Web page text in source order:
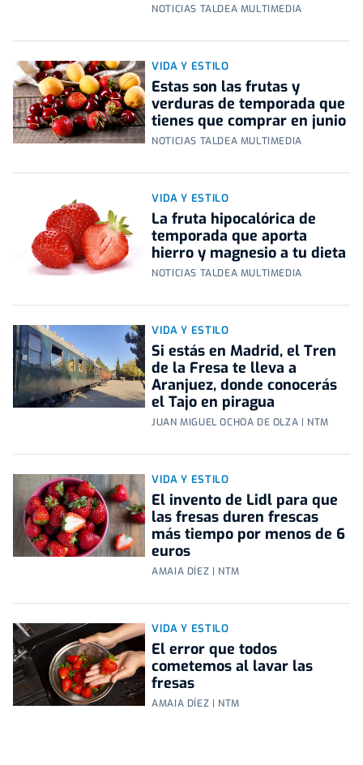
NOTICIAS TALDEA MULTIMEDIA
VIDA Y ESTILO
Estas son las frutas y
verduras de temporada que
tienes que comprar en junio
NOTICIAS TALDEA MULTIMEDIA
VIDA Y ESTILO
La fruta hipocalórica de
temporada que aporta
hierro y magnesio a tu dieta
NOTICIAS TALDEA MULTIMEDIA
VIDA Y ESTILO
Si estás en Madrid, el Tren
de la Fresa te lleva a
Aranjuez, donde conocerás
el Tajo en piragua
JUAN MIGUEL OCHOA DE OLZA | NTM
VIDA Y ESTILO
El invento de Lidl para que
las fresas duren frescas
más tiempo por menos de 6
euros
AMAIA DÍEZ | NTM
VIDA Y ESTILO
El error que todos
cometemos al lavar las
fresas
AMAIA DÍEZ | NTM